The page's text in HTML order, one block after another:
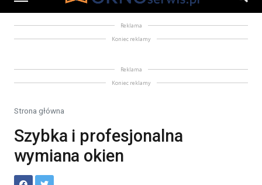
Reklama
Koniec reklamy
Reklama
Koniec reklamy
Strona główna
Szybka i profesjonalna
wymiana okien